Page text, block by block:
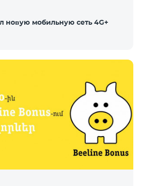
новую мобильную сеть 4G+